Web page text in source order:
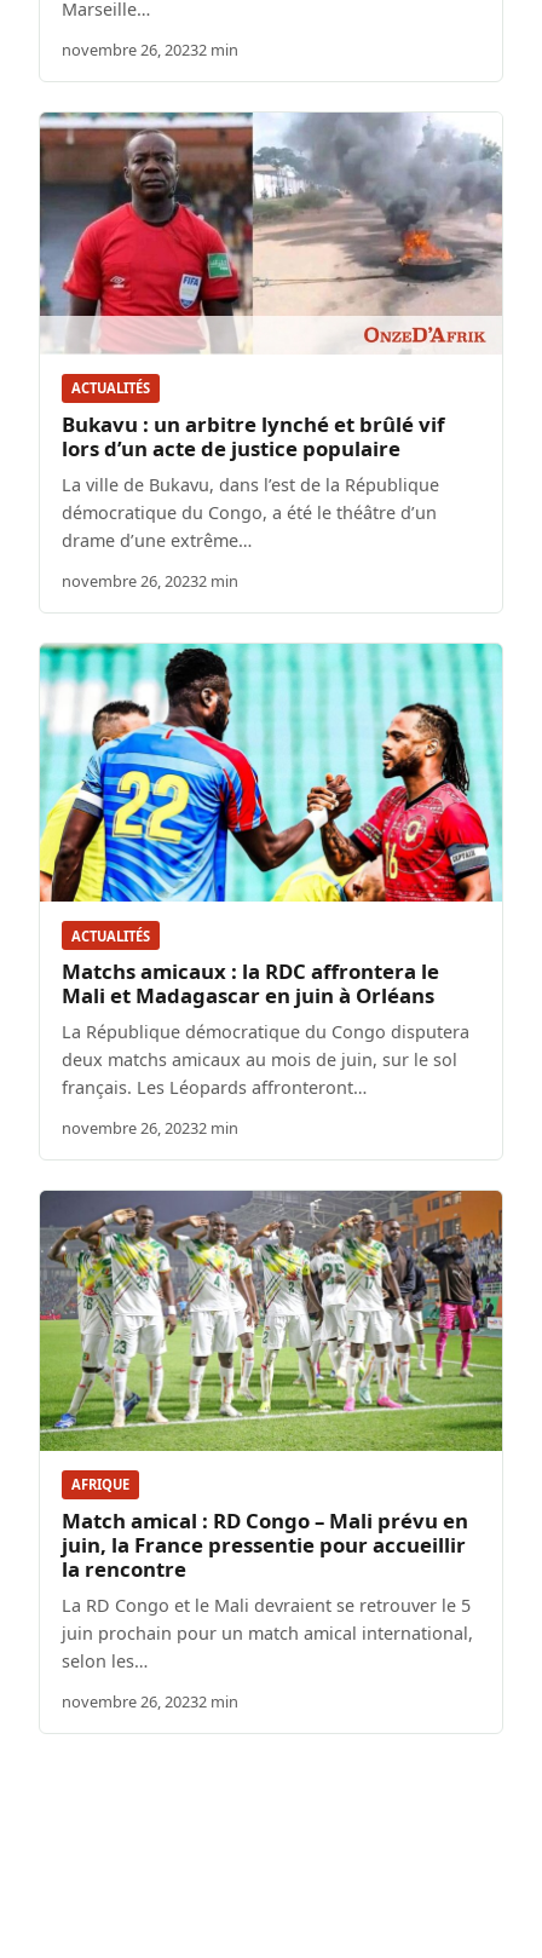
Marseille…
novembre 26, 20232 min
ACTUALITÉS
Bukavu : un arbitre lynché et brûlé vif
lors d’un acte de justice populaire
La ville de Bukavu, dans l’est de la République
démocratique du Congo, a été le théâtre d’un
drame d’une extrême…
novembre 26, 20232 min
ACTUALITÉS
Matchs amicaux : la RDC affrontera le
Mali et Madagascar en juin à Orléans
La République démocratique du Congo disputera
deux matchs amicaux au mois de juin, sur le sol
français. Les Léopards affronteront…
novembre 26, 20232 min
AFRIQUE
Match amical : RD Congo – Mali prévu en
juin, la France pressentie pour accueillir
la rencontre
La RD Congo et le Mali devraient se retrouver le 5
juin prochain pour un match amical international,
selon les…
novembre 26, 20232 min